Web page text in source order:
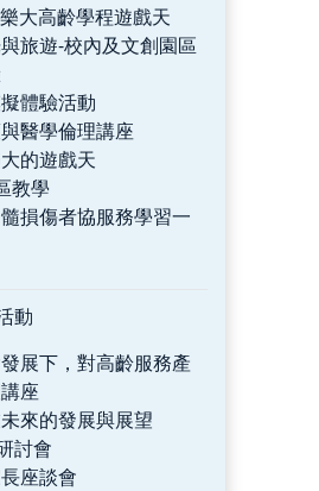
大高齡學程遊戲天
旅遊-校內及文創園區
體驗活動
醫學倫理講座
的遊戲天
教學
損傷者協服務學習一
動
展下，對高齡服務產
座
來的發展與展望
討會
座談會